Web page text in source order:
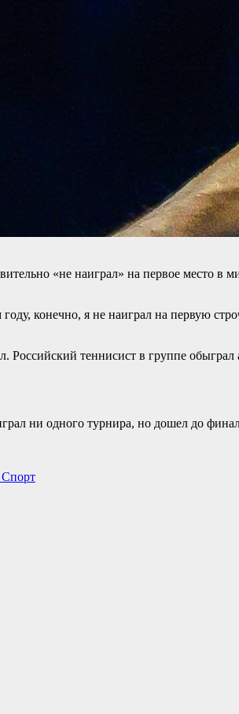
«не наиграл» на первое место
конечно, я не наиграл на первую
теннисист в группе обыграл
ни одного турнира, но дошел до
Спорт